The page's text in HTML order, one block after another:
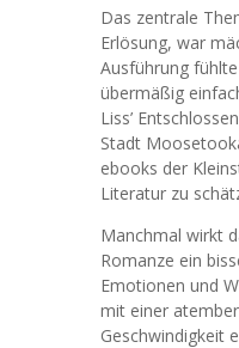
Das zentrale
Erlösung, war
Ausführung
übermäßig
Liss’
Stadt
ebooks der
Literatur zu
Manchmal wirkt
Romanze ein
Emotionen und
mit einer
Geschwindigkeit